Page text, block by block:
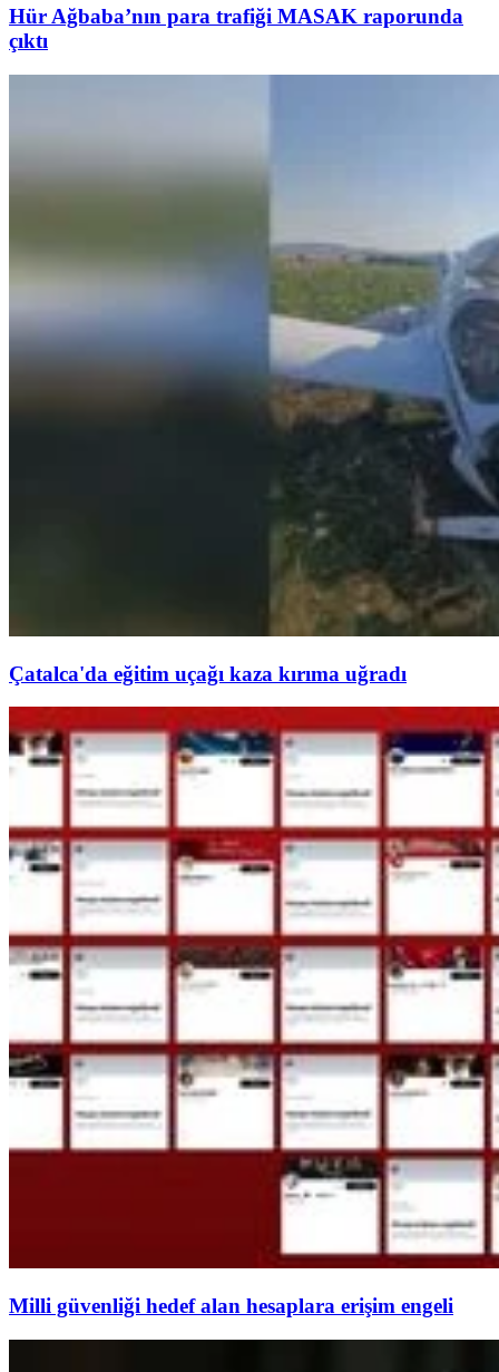
Hür Ağbaba’nın para trafiği MASAK raporunda
çıktı
Çatalca'da eğitim uçağı kaza kırıma uğradı
Milli güvenliği hedef alan hesaplara erişim engeli